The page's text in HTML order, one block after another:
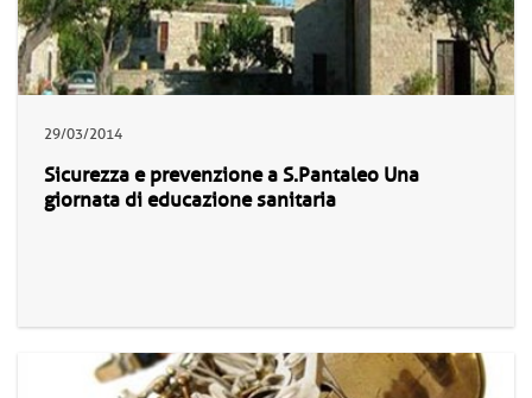
29/03/2014
Sicurezza e prevenzione a S.Pantaleo Una
giornata di educazione sanitaria